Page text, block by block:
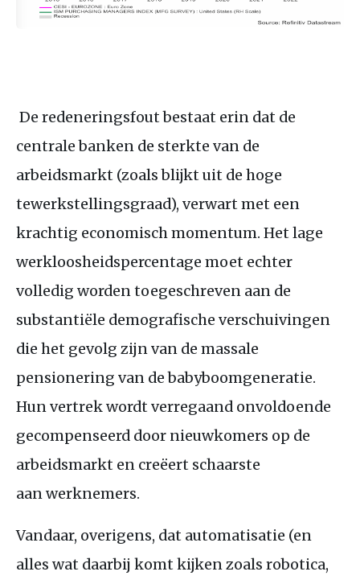
De redeneringsfout bestaat erin dat de
centrale banken de sterkte van de
arbeidsmarkt (zoals blijkt uit de hoge
tewerkstellingsgraad), verwart met een
krachtig economisch momentum. Het lage
werkloosheidspercentage moet echter
volledig worden toegeschreven aan de
substantiële demografische verschuivingen
die het gevolg zijn van de massale
pensionering van de babyboomgeneratie.
Hun vertrek wordt verregaand onvoldoende
gecompenseerd door nieuwkomers op de
arbeidsmarkt en creëert schaarste
aan werknemers.
Vandaar, overigens, dat automatisatie (en
alles wat daarbij komt kijken zoals robotica,